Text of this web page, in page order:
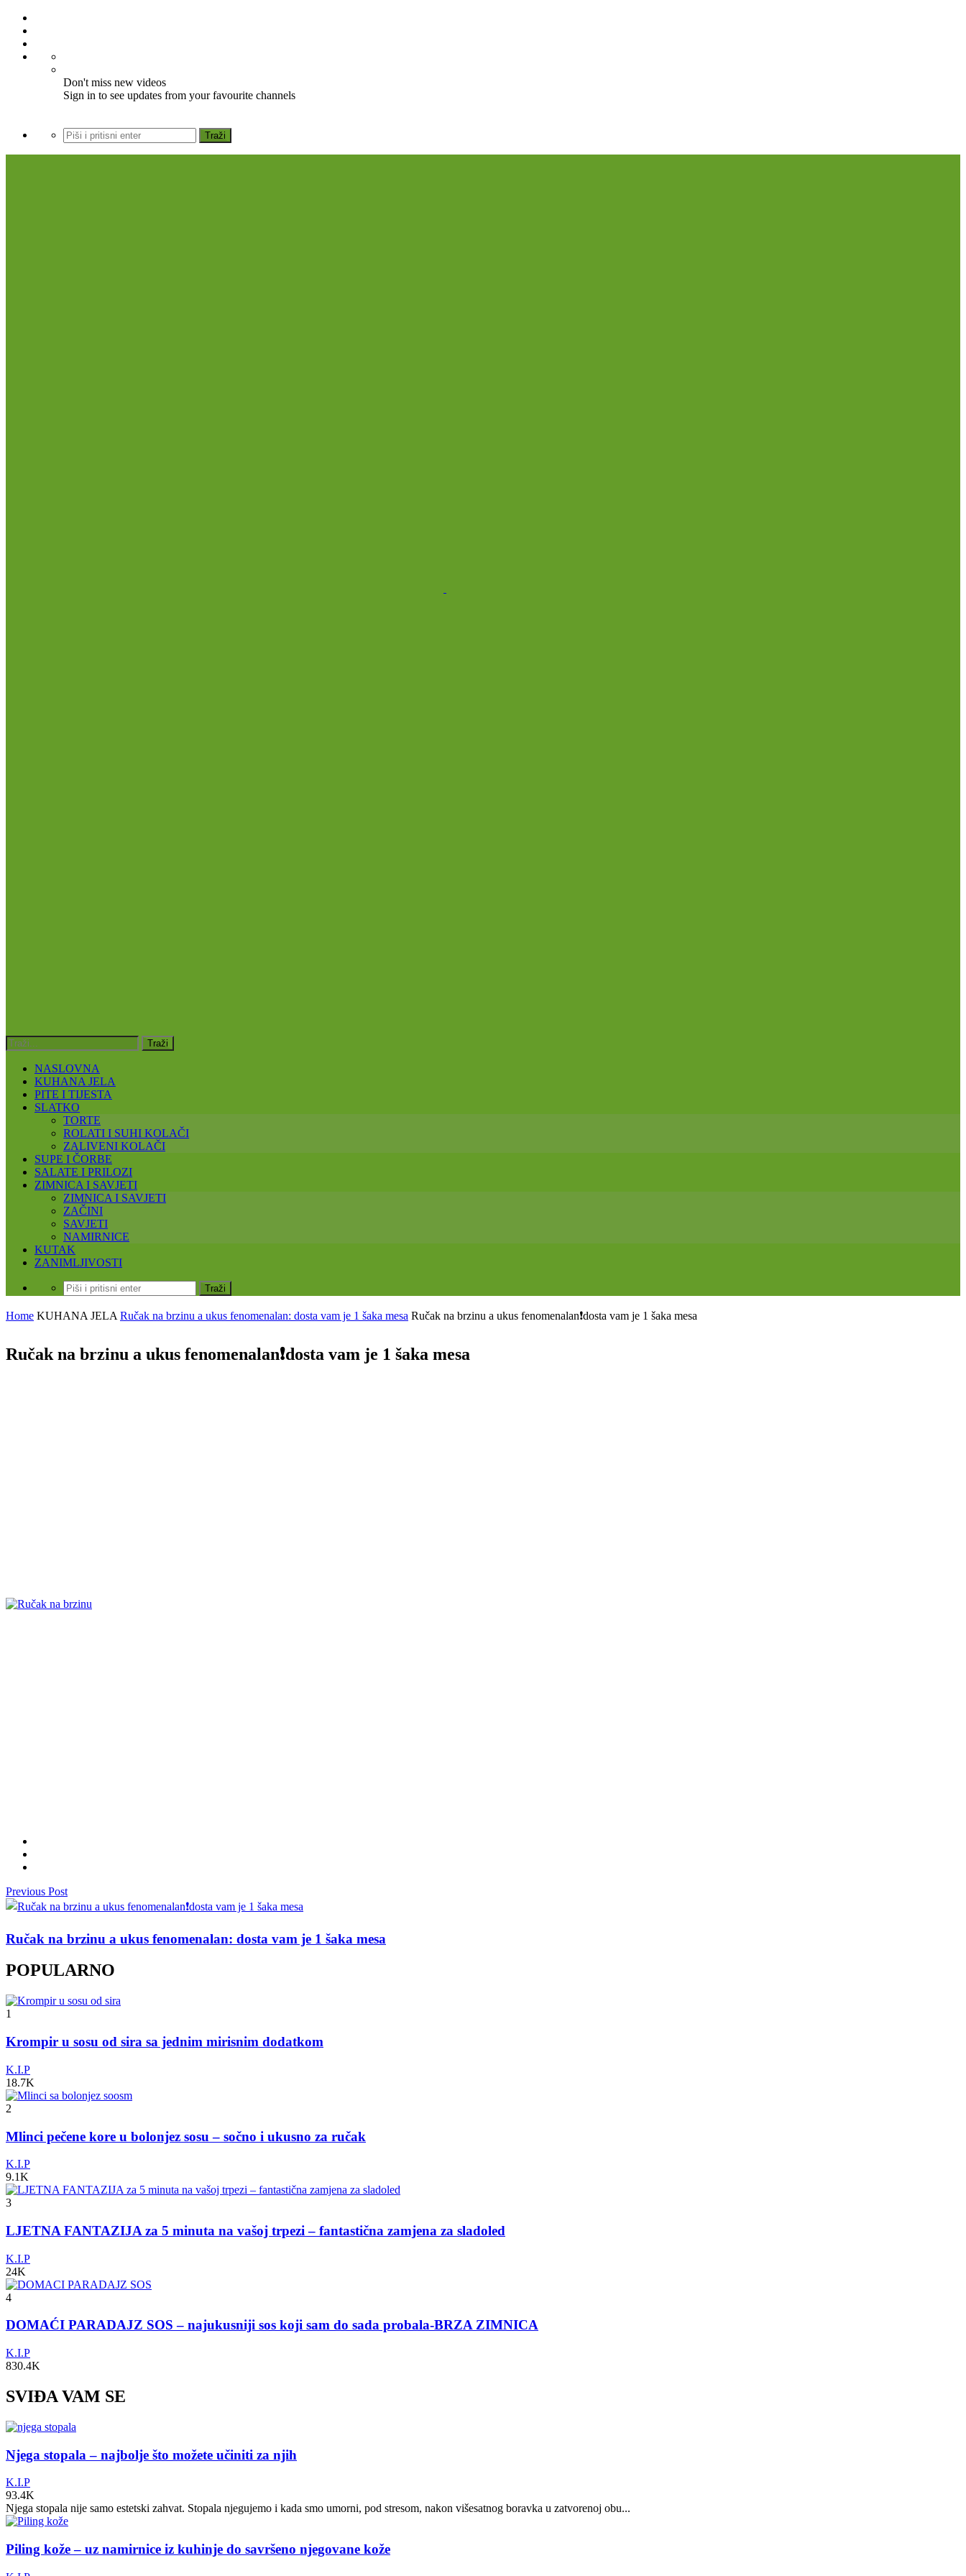
Don't miss new videos
Sign in to see updates from your favourite channels
NASLOVNA
KUHANA JELA
PITE I TIJESTA
SLATKO
TORTE
ROLATI I SUHI KOLAČI
ZALIVENI KOLAČI
SUPE I ČORBE
SALATE I PRILOZI
ZIMNICA I SAVJETI
ZIMNICA I SAVJETI
ZAČINI
SAVJETI
NAMIRNICE
KUTAK
ZANIMLJIVOSTI
Home KUHANA JELA Ručak na brzinu a ukus fenomenalan: dosta vam je 1 šaka mesa Ručak na brzinu a ukus fenomenalan❗️dosta vam je 1 šaka mesa
Ručak na brzinu a ukus fenomenalan❗️dosta vam je 1 šaka mesa
Previous Post
Ručak na brzinu a ukus fenomenalan: dosta vam je 1 šaka mesa
POPULARNO
1
Krompir u sosu od sira sa jednim mirisnim dodatkom
K.I.P
18.7K
2
Mlinci pečene kore u bolonjez sosu – sočno i ukusno za ručak
K.I.P
9.1K
3
LJETNA FANTAZIJA za 5 minuta na vašoj trpezi – fantastična zamjena za sladoled
K.I.P
24K
4
DOMAĆI PARADAJZ SOS – najukusniji sos koji sam do sada probala-BRZA ZIMNICA
K.I.P
830.4K
SVIĐA VAM SE
Njega stopala – najbolje što možete učiniti za njih
K.I.P
93.4K
Njega stopala nije samo estetski zahvat. Stopala njegujemo i kada smo umorni, pod stresom, nakon višesatnog boravka u zatvorenoj obu...
Piling kože – uz namirnice iz kuhinje do savršeno njegovane kože